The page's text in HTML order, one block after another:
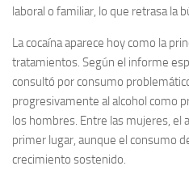
laboral o familiar, lo que retrasa la
La cocaína aparece hoy como la
tratamientos. Según el informe
consultó por consumo
progresivamente al alcohol como
los hombres. Entre las mujeres, el
primer lugar, aunque el consumo
crecimiento sostenido.